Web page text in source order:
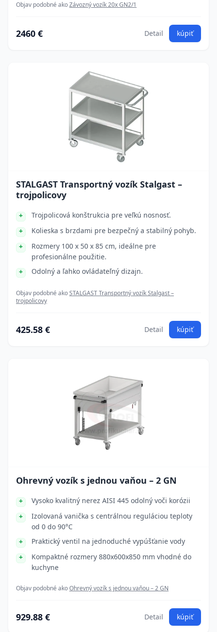
Objav podobné akoZávozný vozík 20x GN2/1
2460 € Detail kúpiť
STALGAST Transportný vozík Stalgast –
trojpolicovy
Trojpolicová konštrukcia pre veľkú nosnosť.
Kolieska s brzdami pre bezpečný a stabilný pohyb.
Rozmery 100 x 50 x 85 cm, ideálne pre
profesionálne použitie.
Odolný a ľahko ovládateľný dizajn.
Objav podobné akoSTALGAST Transportný vozík Stalgast –
trojpolicovy
425.58 € Detail kúpiť
Ohrevný vozík s jednou vaňou – 2 GN
Vysoko kvalitný nerez AISI 445 odolný voči korózii
Izolovaná vanička s centrálnou reguláciou teploty
od 0 do 90°C
Praktický ventil na jednoduché vypúšťanie vody
Kompaktné rozmery 880x600x850 mm vhodné do
kuchyne
Objav podobné akoOhrevný vozík s jednou vaňou – 2 GN
929.88 € Detail kúpiť